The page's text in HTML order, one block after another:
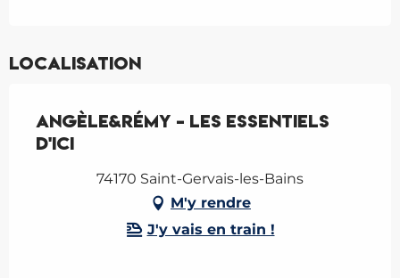
Localisation
Angèle&Rémy - Les Essentiels
d'Ici
74170 Saint-Gervais-les-Bains
M'y rendre
J'y vais en train !